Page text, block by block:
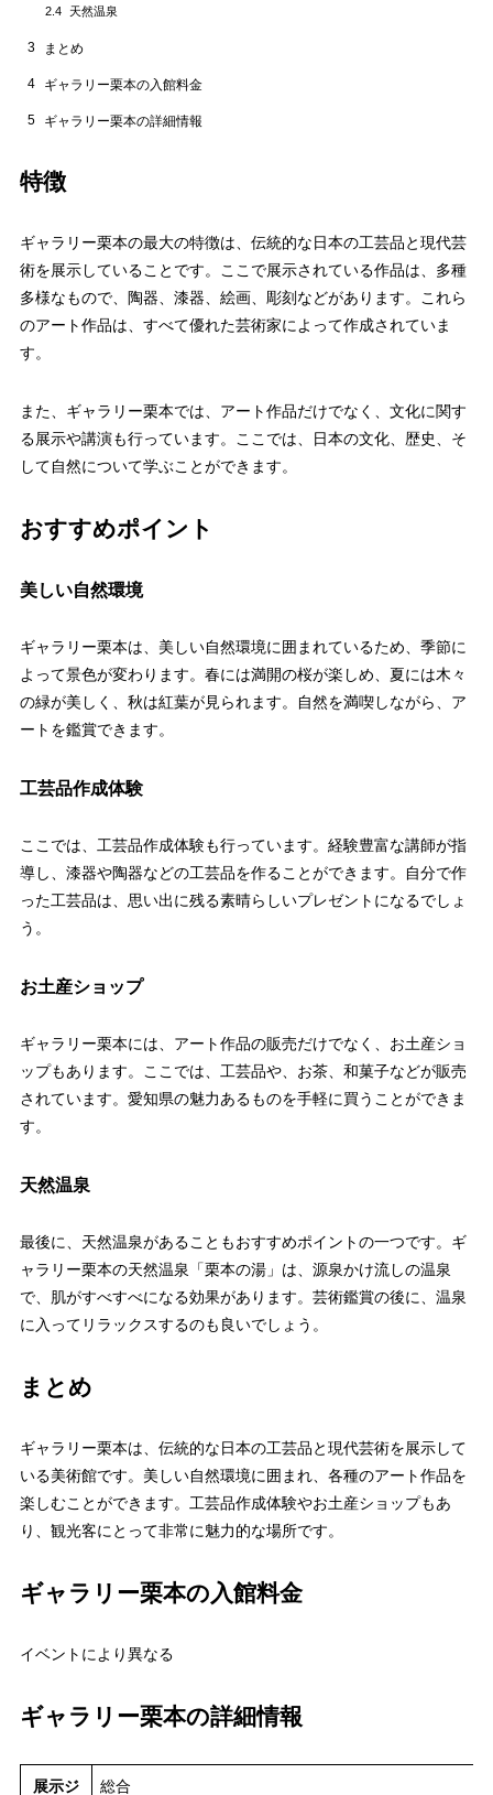
2.4 天然温泉
3 まとめ
4 ギャラリー栗本の入館料金
5 ギャラリー栗本の詳細情報
特徴
ギャラリー栗本の最大の特徴は、伝統的な日本の工芸品と現代芸
術を展示していることです。ここで展示されている作品は、多種
多様なもので、陶器、漆器、絵画、彫刻などがあります。これら
のアート作品は、すべて優れた芸術家によって作成されていま
す。
また、ギャラリー栗本では、アート作品だけでなく、文化に関す
る展示や講演も行っています。ここでは、日本の文化、歴史、そ
して自然について学ぶことができます。
おすすめポイント
美しい自然環境
ギャラリー栗本は、美しい自然環境に囲まれているため、季節に
よって景色が変わります。春には満開の桜が楽しめ、夏には木々
の緑が美しく、秋は紅葉が見られます。自然を満喫しながら、ア
ートを鑑賞できます。
工芸品作成体験
ここでは、工芸品作成体験も行っています。経験豊富な講師が指
導し、漆器や陶器などの工芸品を作ることができます。自分で作
った工芸品は、思い出に残る素晴らしいプレゼントになるでしょ
う。
お土産ショップ
ギャラリー栗本には、アート作品の販売だけでなく、お土産ショ
ップもあります。ここでは、工芸品や、お茶、和菓子などが販売
されています。愛知県の魅力あるものを手軽に買うことができま
す。
天然温泉
最後に、天然温泉があることもおすすめポイントの一つです。ギ
ャラリー栗本の天然温泉「栗本の湯」は、源泉かけ流しの温泉
で、肌がすべすべになる効果があります。芸術鑑賞の後に、温泉
に入ってリラックスするのも良いでしょう。
まとめ
ギャラリー栗本は、伝統的な日本の工芸品と現代芸術を展示して
いる美術館です。美しい自然環境に囲まれ、各種のアート作品を
楽しむことができます。工芸品作成体験やお土産ショップもあ
り、観光客にとって非常に魅力的な場所です。
ギャラリー栗本の入館料金
イベントにより異なる
ギャラリー栗本の詳細情報
展示ジ 総合